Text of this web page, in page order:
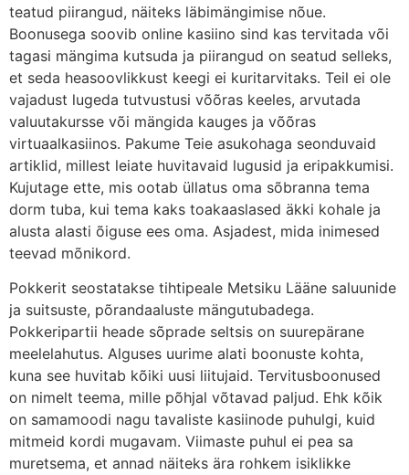
teatud piirangud, näiteks läbimängimise nõue.
Boonusega soovib online kasiino sind kas tervitada või
tagasi mängima kutsuda ja piirangud on seatud selleks,
et seda heasoovlikkust keegi ei kuritarvitaks. Teil ei ole
vajadust lugeda tutvustusi võõras keeles, arvutada
valuutakursse või mängida kauges ja võõras
virtuaalkasiinos. Pakume Teie asukohaga seonduvaid
artiklid, millest leiate huvitavaid lugusid ja eripakkumisi.
Kujutage ette, mis ootab üllatus oma sõbranna tema
dorm tuba, kui tema kaks toakaaslased äkki kohale ja
alusta alasti õiguse ees oma. Asjadest, mida inimesed
teevad mõnikord.
Pokkerit seostatakse tihtipeale Metsiku Lääne saluunide
ja suitsuste, põrandaaluste mängutubadega.
Pokkeripartii heade sõprade seltsis on suurepärane
meelelahutus. Alguses uurime alati boonuste kohta,
kuna see huvitab kõiki uusi liitujaid. Tervitusboonused
on nimelt teema, mille põhjal võtavad paljud. Ehk kõik
on samamoodi nagu tavaliste kasiinode puhulgi, kuid
mitmeid kordi mugavam. Viimaste puhul ei pea sa
muretsema, et annad näiteks ära rohkem isiklikke